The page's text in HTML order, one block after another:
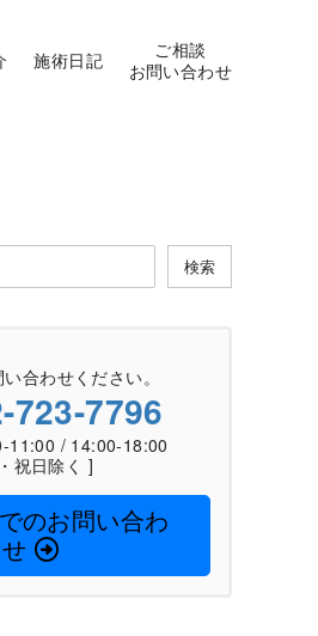
施術日記
ご相談
お問い合わせ
検索
合わせください。
723-7796
11:00 / 14:00-18:00
祝日除く ]
のお問い合わ
せ